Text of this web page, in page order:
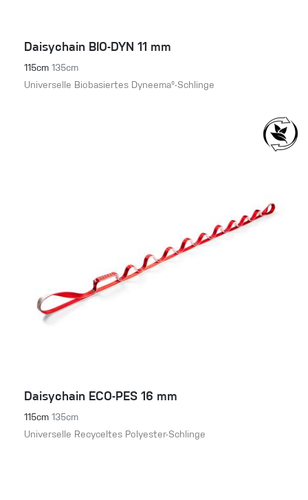
Daisychain BIO-DYN 11 mm
115cm 135cm
Universelle Biobasiertes Dyneema®-Schlinge
Daisychain ECO-PES 16 mm
115cm 135cm
Universelle Recyceltes Polyester-Schlinge